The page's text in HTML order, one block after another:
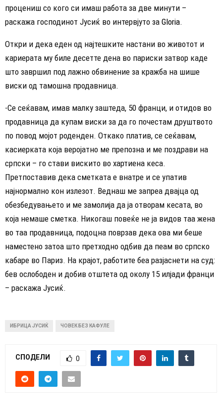
процениш со кого си имаш работа за две минути –
раскажа господинот Јусиќ во интервјуто за Gloria.
Откри и дека еден од најтешките настани во животот и
кариерата му биле десетте дена во париски затвор каде
што завршил под лажно обвинение за кражба на шише
виски од тамошна продавница.
-Се сеќавам, имав малку заштеда, 50 франци, и отидов во
продавница да купам виски за да го почестам друштвото
по повод мојот роденден. Откако платив, се сеќавам,
касиерката која веројатно ме препозна и ме поздрави на
српски – го стави вискито во хартиена кеса.
Претпоставив дека сметката е внатре и се упатив
најнормално кон излезот. Веднаш ме запреа двајца од
обезбедувањето и ме замолија да ја отворам кесата, во
која немаше сметка. Никогаш повеќе не ја видов таа жена
во таа продавница, подоцна поврзав дека ова ми беше
наместено затоа што претходно одбив да пеам во српско
кабаре во Париз. На крајот, работите беа разјаснети на суд:
бев ослободен и добив отштета од околу 15 илјади франци
– раскажа Јусиќ.
ИБРИЦА ЈУСИЌ ЧОВЕК БЕЗ КАФУЛЕ
СПОДЕЛИ 0